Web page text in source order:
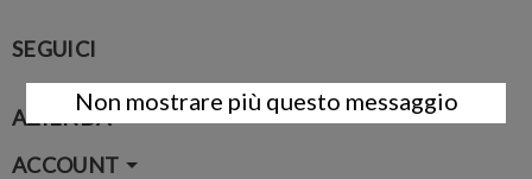
SEGUICI
AZIENDA
ACCOUNT
Non mostrare più questo messaggio